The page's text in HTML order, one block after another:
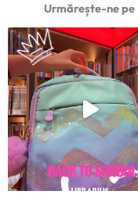
Urmărește-ne